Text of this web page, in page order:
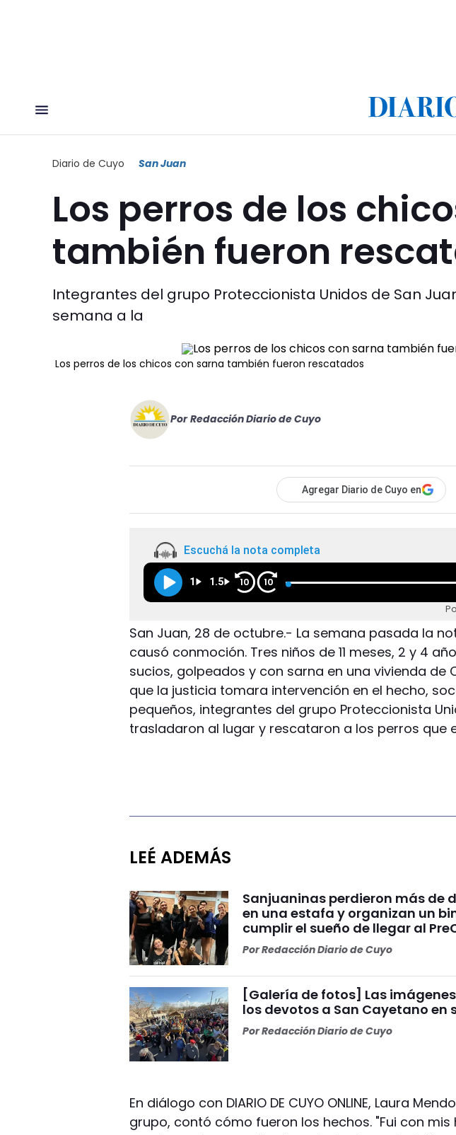
Diario de Cuyo San Juan
Los perros de los
también fueron
Integrantes del grupo Proteccionista Unidos de San
semana a la
Los perros de los chicos con sarna también fueron rescatados
Por Redacción Diario de Cuyo
Agregar Diario de Cuyo en
Escuchá la nota completa
1 1.5 10 10
San Juan, 28 de octubre.- La semana pasada la
causó conmoción. Tres niños de 11 meses, 2 y 4
sucios, golpeados y con sarna en una vivienda de
que la justicia tomara intervención en el hecho,
pequeños, integrantes del grupo Proteccionista
trasladaron al lugar y rescataron a los perros que
LEÉ ADEMÁS
Sanjuaninas perdieron más de
en una estafa y organizan un
cumplir el sueño de llegar al
PorRedacción Diario de Cuyo
[Galería de fotos] Las
los devotos a San Cayetano en
PorRedacción Diario de Cuyo
En diálogo con DIARIO DE CUYO ONLINE, Laura
grupo, contó cómo fueron los hechos. "Fui con mis